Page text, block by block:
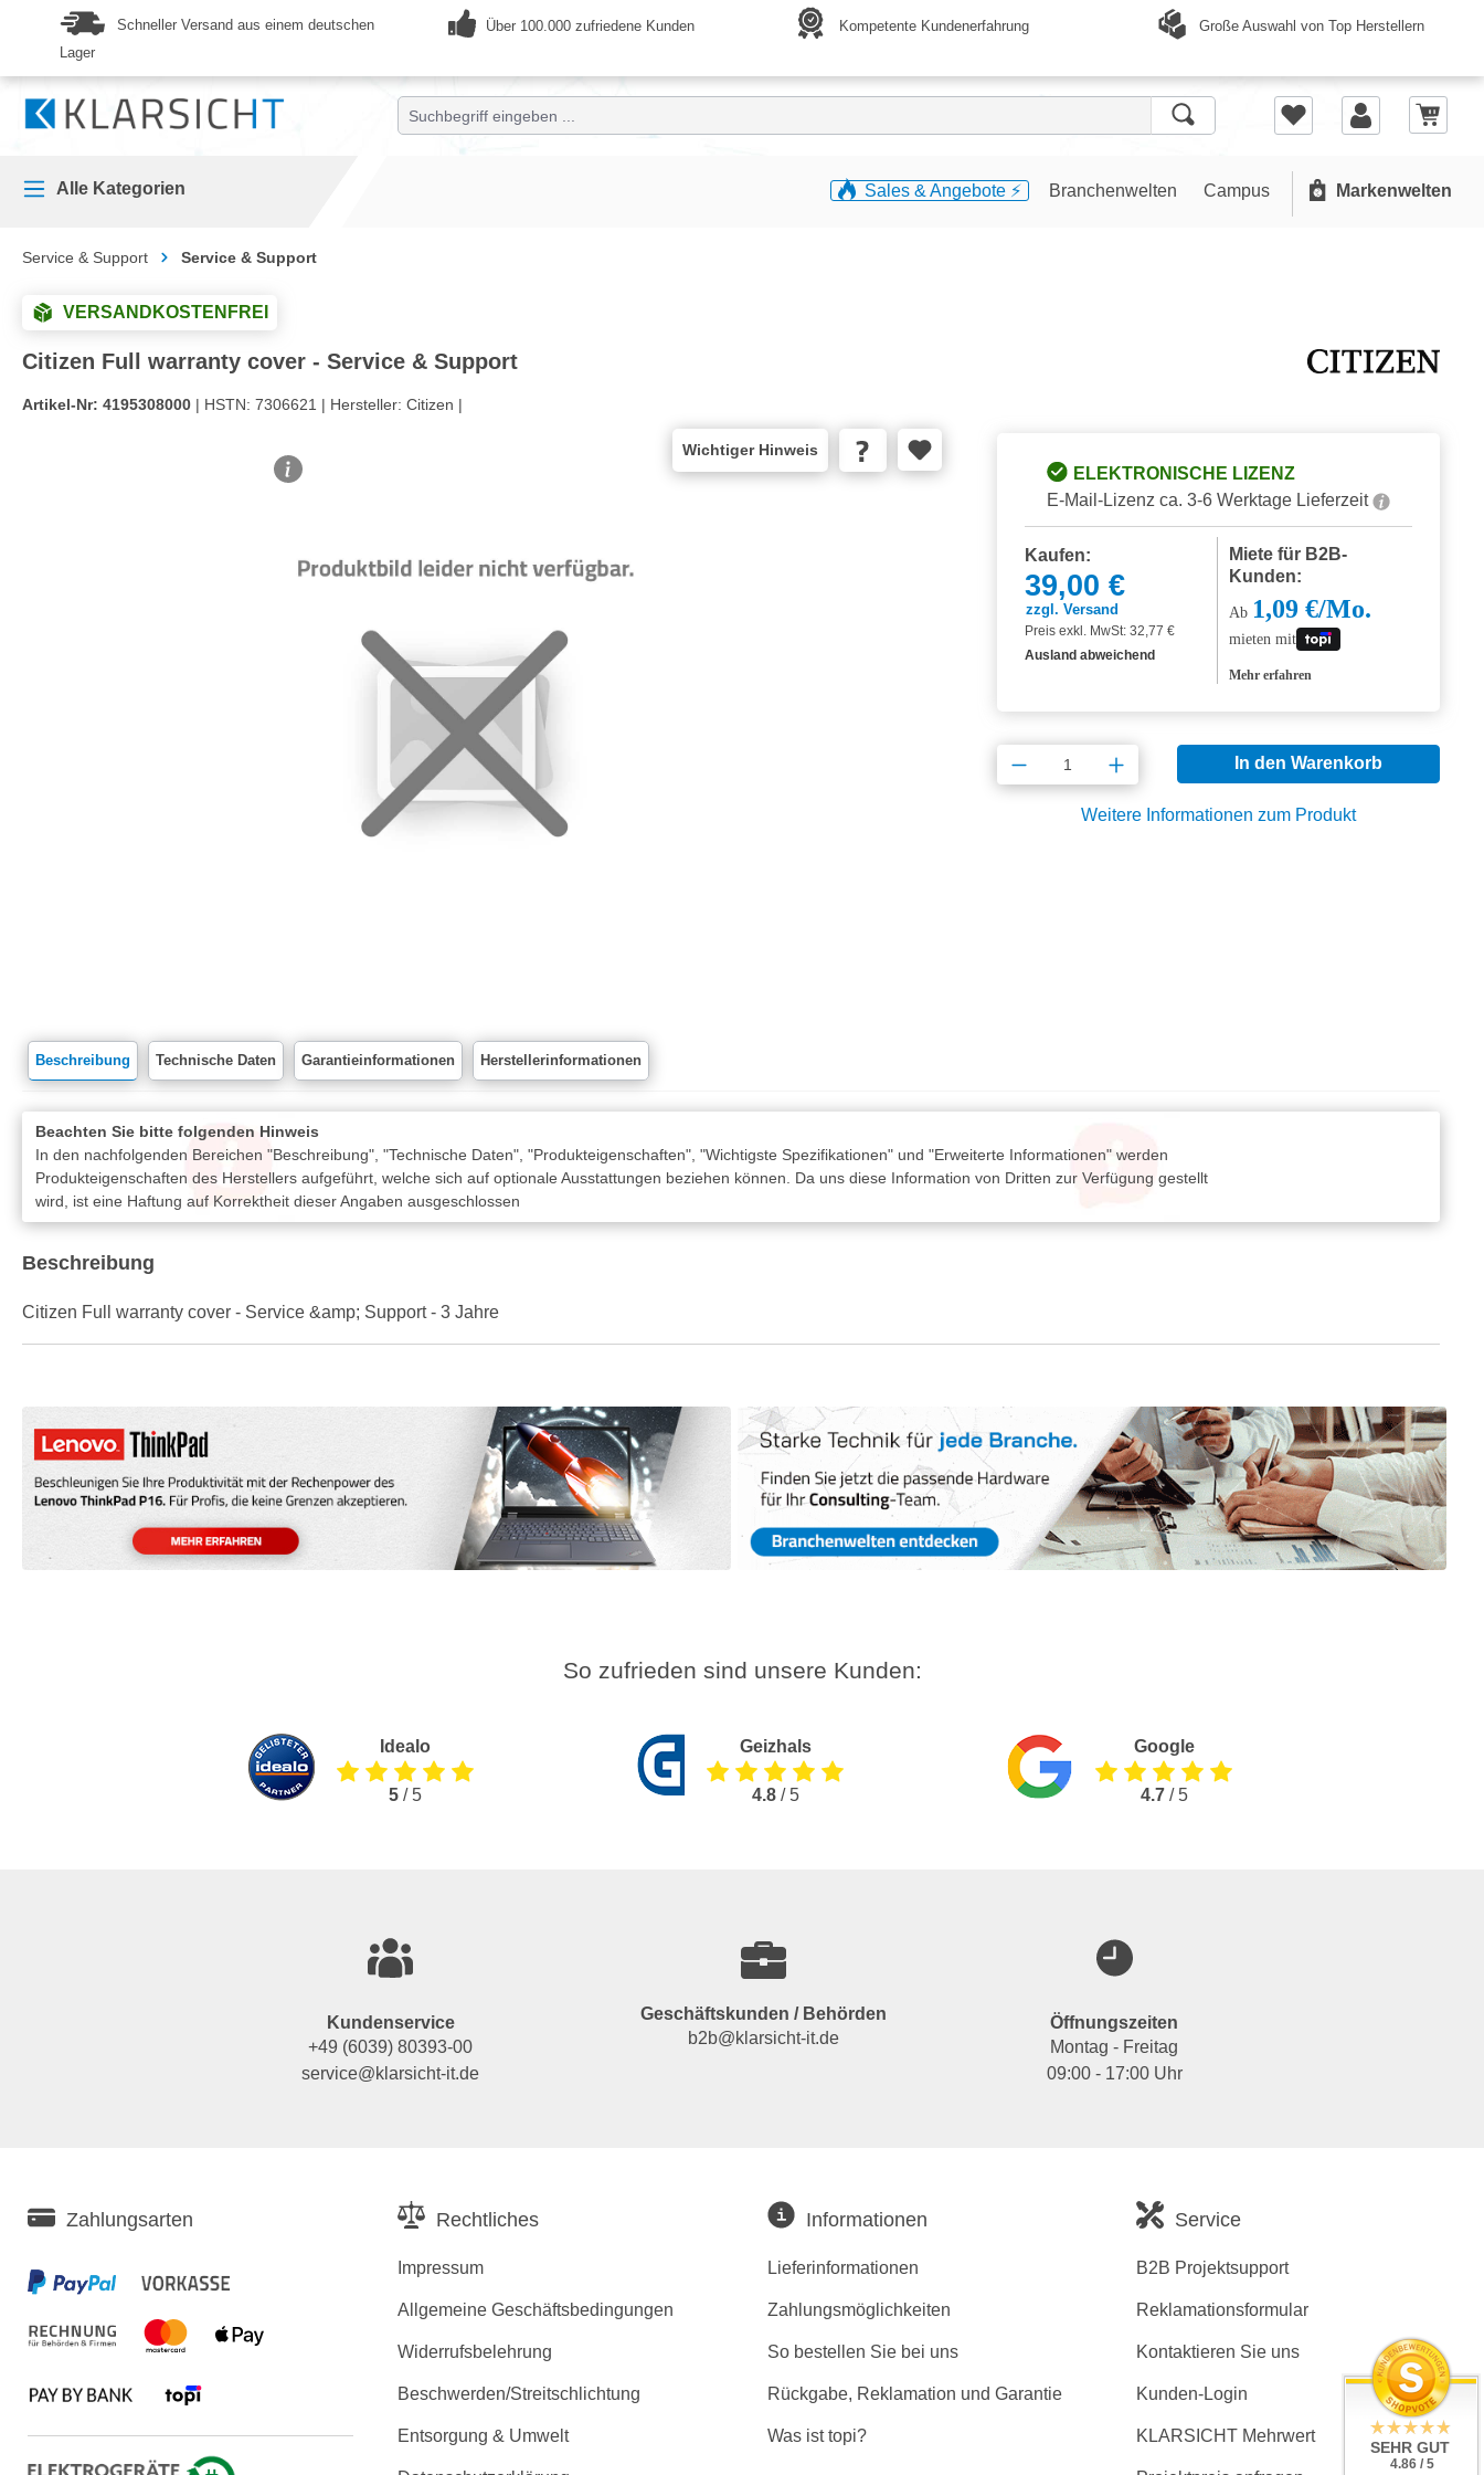
Zur Hauptnavigation springen
Schneller Versand aus einem deutschen
Lager
Über 100.000 zufriedene Kunden Kompetente Kundenerfahrung Große Auswahl von Top Herstellern
Alle Kategorien Sales & Angebote ⚡️ Branchenwelten Campus Markenwelten
Service & Support Service & Support
VERSANDKOSTENFREI
Citizen Full warranty cover - Service & Support
Artikel-Nr: 4195308000 | HSTN: 7306621 | Hersteller: Citizen |
Wichtiger Hinweis
ELEKTRONISCHE LIZENZ
E-Mail-Lizenz ca. 3-6 Werktage Lieferzeit
Kaufen:
39,00 €
zzgl. Versand
Preis exkl. MwSt: 32,77 €
Ausland abweichend
Miete für B2B-
Kunden:
Ab 1,09 €/Mo.
mieten mit
Mehr erfahren
Produkt Anzahl: Gib den gewünschten
In den Warenkorb
Weitere Informationen zum Produkt
Beschreibung Technische Daten Garantieinformationen Herstellerinformationen
Beachten Sie bitte folgenden Hinweis
In den nachfolgenden Bereichen "Beschreibung", "Technische Daten", "Produkteigenschaften", "Wichtigste Spezifikationen" und "Erweiterte Informationen" werden
Produkteigenschaften des Herstellers aufgeführt, welche sich auf optionale Ausstattungen beziehen können. Da uns diese Information von Dritten zur Verfügung gestellt
wird, ist eine Haftung auf Korrektheit dieser Angaben ausgeschlossen
Beschreibung
Citizen Full warranty cover - Service &amp; Support - 3 Jahre
So zufrieden sind unsere Kunden:
Idealo
5/ 5
Geizhals
4.8/ 5
Google
4.7/ 5
Kundenservice
+49 (6039) 80393-00
service@klarsicht-it.de
Geschäftskunden / Behörden
b2b@klarsicht-it.de
Öffnungszeiten
Montag - Freitag
09:00 - 17:00 Uhr
Zahlungsarten Rechtliches
Impressum
Allgemeine Geschäftsbedingungen
Widerrufsbelehrung
Beschwerden/Streitschlichtung
Entsorgung & Umwelt
Informationen
Lieferinformationen
Zahlungsmöglichkeiten
So bestellen Sie bei uns
Rückgabe, Reklamation und Garantie
Was ist topi?
Service
B2B Projektsupport
Reklamationsformular
Kontaktieren Sie uns
Kunden-Login
KLARSICHT Mehrwert
SEHR GUT
4.86 / 5